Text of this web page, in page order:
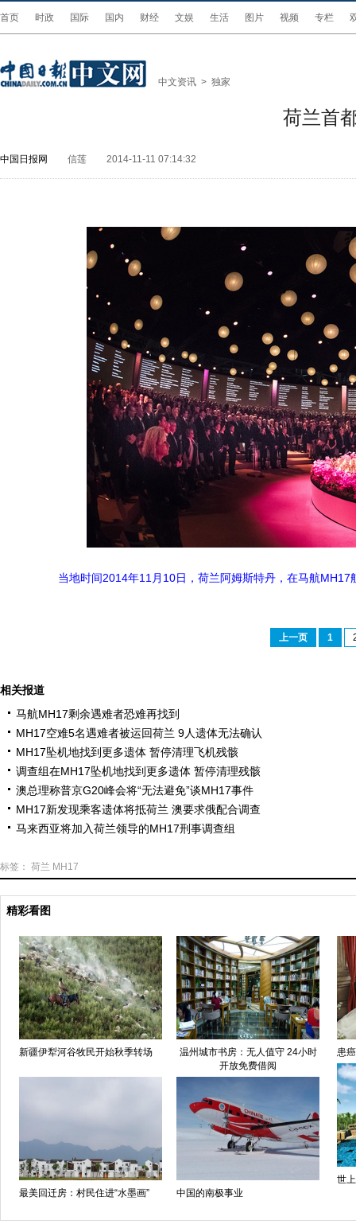
首页 时政 国际 国内 财经 文娱 生活 图片 视频 专栏
中文资讯 > 独家
荷兰首
中国日报网 信莲 2014-11-11 07:14:32
当地时间2014年11月10日，荷兰阿姆斯特丹，在马航
上一页 1
相关报道
马航MH17剩余遇难者恐难再找到
MH17空难5名遇难者被运回荷兰 9人遗体无法确认
MH17坠机地找到更多遗体 暂停清理飞机残骸
调查组在MH17坠机地找到更多遗体 暂停清理残骸
澳总理称普京G20峰会将“无法避免”谈MH17事件
MH17新发现乘客遗体将抵荷兰 澳要求俄配合调查
马来西亚将加入荷兰领导的MH17刑事调查组
标签： 荷兰 MH17
精彩看图
新疆伊犁河谷牧民开始秋季转场
温州城市书房：无人值守 24小时
开放免费借阅
最美回迁房：村民住进“水墨画” 中国的南极事业
患
世